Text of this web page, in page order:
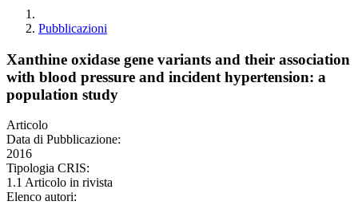
Pubblicazioni
Xanthine oxidase gene variants and their association
with blood pressure and incident hypertension: a
population study
Articolo
Data di Pubblicazione:
2016
Tipologia CRIS:
1.1 Articolo in rivista
Elenco autori: